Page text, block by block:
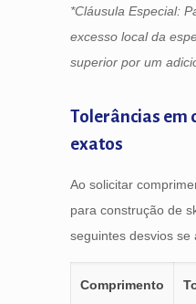
*Cláusula Especial:
excesso local da
superior por um
Tolerâncias em
exatos
Ao solicitar
para construção de
seguintes desvios se
Comprimento